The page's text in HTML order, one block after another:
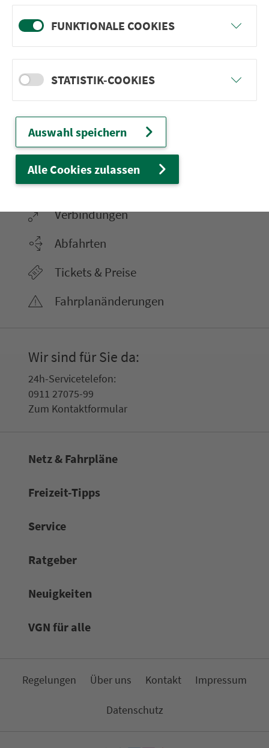
weiter
Nürn­berg
22.000 Qua­drat­ki­lo­me­ter. 130 Ver­kehrs­un­
ter­neh­men. 1.100 Linien. Eine Fahr­kar­te.
Ver­bin­dungen
Abfahrten
Tickets & Preise
Fahr­plan­ände­rungen
Wir sind für Sie da:
24h-Ser­vice­te­le­fon:
0911 27075-99
Zum Kon­taktformular
Netz & Fahrpläne
Frei­zeit-Tipps
Service
Rat­ge­ber
Neuigkeiten
VGN für alle
Re­ge­lungen Über uns Kon­takt Impressum
Da­ten­schutz
FUNKTIONALE COOKIES
STATISTIK-COOKIES
Auswahl speichern
Alle Cookies zulassen